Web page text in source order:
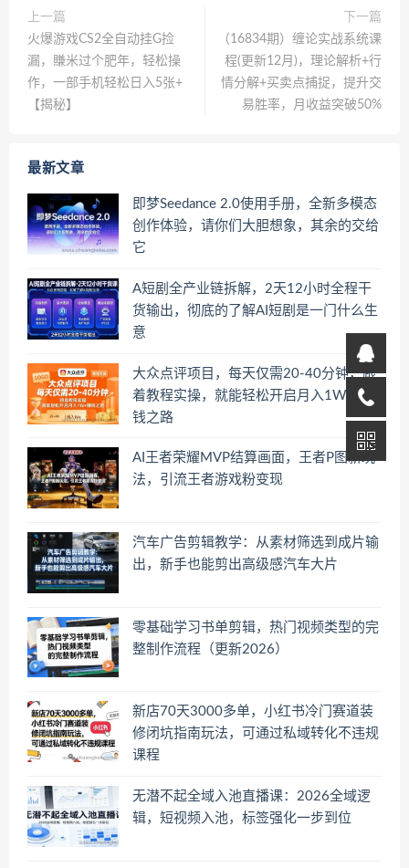
上一篇
火爆游戏CS2全自动挂G捡
漏，賺米过个肥年，轻松操
作，一部手机轻松日入5张+
【揭秘】
下一篇
（16834期）缠论实战系统课
程(更新12月)，理论解析+行
情分解+买卖点捕捉，提升交
易胜率，月收益突破50%
最新文章
即梦Seedance 2.0使用手册，全新多模态
创作体验，请你们大胆想象，其余的交给
它
A短剧全产业链拆解，2天12小时全程干
货输出，彻底的了解AI短剧是一门什么生
意
大众点评项目，每天仅需20-40分钟，跟
着教程实操，就能轻松开启月入1W+賺
钱之路
AI王者荣耀MVP结算画面，王者P图新玩
法，引流王者游戏粉变现
汽车广告剪辑教学：从素材筛选到成片输
出，新手也能剪出高级感汽车大片
零基础学习书单剪辑，热门视频类型的完
整制作流程（更新2026）
新店70天3000多单，小红书冷门赛道装
修闭坑指南玩法，可通过私域转化不违规
课程
无潜不起全域入池直播课：2026全域逻
辑，短视频入池，标签强化一步到位